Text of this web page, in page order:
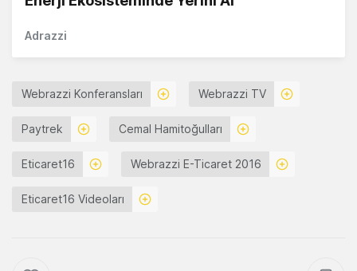
Adrazzi
Webrazzi Konferansları Webrazzi TV
Paytrek Cemal Hamitoğulları
Eticaret16 Webrazzi E-Ticaret 2016
Eticaret16 Videoları